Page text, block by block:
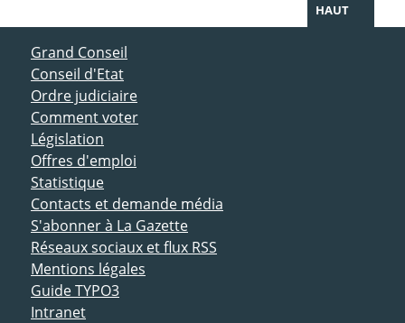
HAUT
ACCÈS DIRECT
Grand Conseil
Conseil d'Etat
Ordre judiciaire
Comment voter
Législation
Offres d'emploi
Statistique
Contacts et demande média
S'abonner à La Gazette
Réseaux sociaux et flux RSS
Mentions légales
Guide TYPO3
Intranet